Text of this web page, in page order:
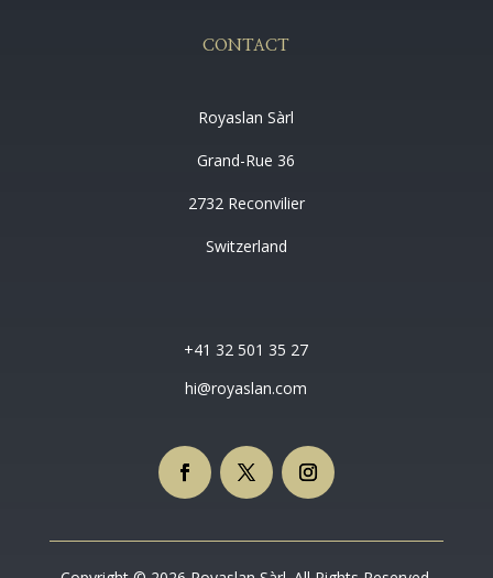
CONTACT
Royaslan Sàrl
Grand-Rue 36
2732 Reconvilier
Switzerland
+41 32 501 35 27
hi@royaslan.com